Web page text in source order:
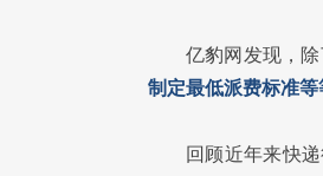
亿豹网发现，
制定最低派费标准等
回顾近年来快